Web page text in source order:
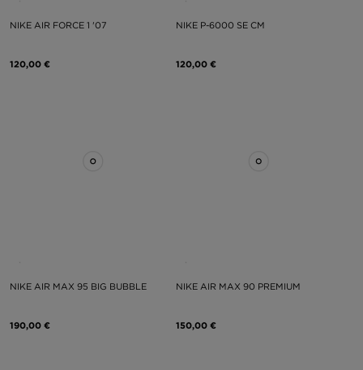
NIKE AIR FORCE 1 '07
120,00 €
NIKE P-6000 SE CM
120,00 €
NIKE AIR MAX 95 BIG BUBBLE
190,00 €
NIKE AIR MAX 90 PREMIUM
150,00 €